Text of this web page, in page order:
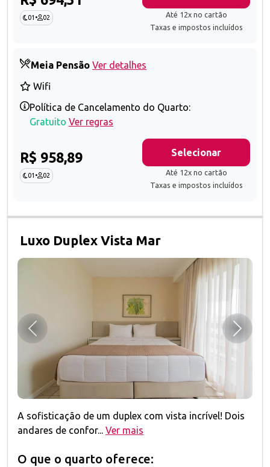
01 • 02
Até 12x no cartão
Taxas e impostos incluídos
Meia Pensão Ver detalhes
Wifi
Política de Cancelamento do Quarto:
Gratuito Ver regras
R$ 958,89
01 • 02
Selecionar
Até 12x no cartão
Taxas e impostos incluídos
Luxo Duplex Vista Mar
Anterior
A sofisticação de um duplex com vista incrível! Dois
andares de confor... Ver mais
O que o quarto oferece: